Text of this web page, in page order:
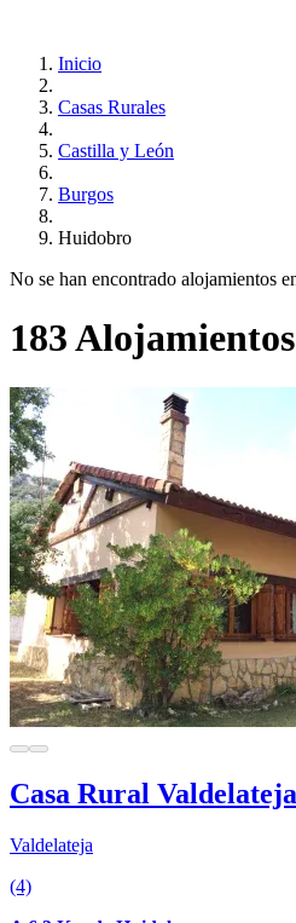
Inicio
Casas Rurales
Castilla y León
Burgos
Huidobro
No se han encontrado alojamientos
183
Casa Rural Valdelateja
Valdelateja
(4)